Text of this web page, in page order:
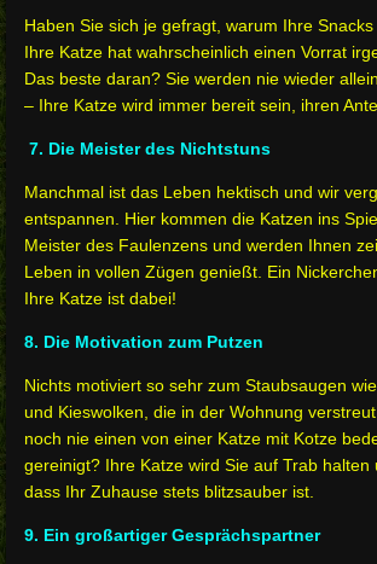
Haben Sie sich je gefragt, warum Ihre
Ihre Katze hat wahrscheinlich einen Vorrat
Das beste daran? Sie werden nie wieder
– Ihre Katze wird immer bereit sein, ihren
7. Die Meister des Nichtstuns
Manchmal ist das Leben hektisch und wir
entspannen. Hier kommen die Katzen ins
Meister des Faulenzens und werden Ihnen
Leben in vollen Zügen genießt. Ein
Ihre Katze ist dabei!
8. Die Motivation zum Putzen
Nichts motiviert so sehr zum Staubsaugen
und Kieswolken, die in der Wohnung
noch nie einen von einer Katze mit Kotze
gereinigt? Ihre Katze wird Sie auf Trab halten
dass Ihr Zuhause stets blitzsauber ist.
9. Ein großartiger Gesprächspartner